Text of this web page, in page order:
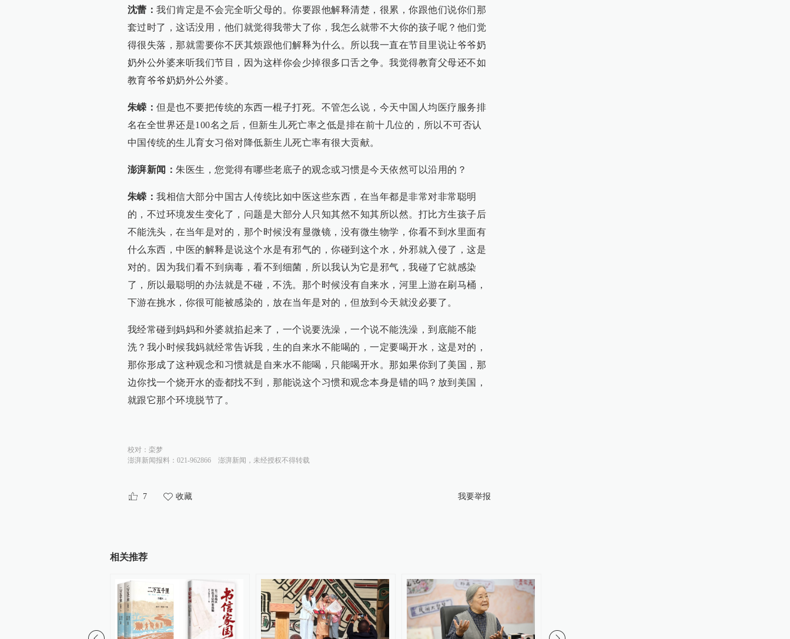
沈蕾： 我们肯定是不会完全听父母的。你要跟他解释清楚，很累，你跟他们说你们那
套过时了，这话没用，他们就觉得我带大了你，我怎么就带不大你的孩子呢？他们觉
得很失落，那就需要你不厌其烦跟他们解释为什么。所以我一直在节目里说让爷爷奶
奶外公外婆来听我们节目，因为这样你会少掉很多口舌之争。我觉得教育父母还不如
教育爷爷奶奶外公外婆。
朱嵘： 但是也不要把传统的东西一棍子打死。不管怎么说，今天中国人均医疗服务排
名在全世界还是100名之后，但新生儿死亡率之低是排在前十几位的，所以不可否认
中国传统的生儿育女习俗对降低新生儿死亡率有很大贡献。
澎湃新闻： 朱医生，您觉得有哪些老底子的观念或习惯是今天依然可以沿用的？
朱嵘： 我相信大部分中国古人传统比如中医这些东西，在当年都是非常对非常聪明
的，不过环境发生变化了，问题是大部分人只知其然不知其所以然。打比方生孩子后
不能洗头，在当年是对的，那个时候没有显微镜，没有微生物学，你看不到水里面有
什么东西，中医的解释是说这个水是有邪气的，你碰到这个水，外邪就入侵了，这是
对的。因为我们看不到病毒，看不到细菌，所以我认为它是邪气，我碰了它就感染
了，所以最聪明的办法就是不碰，不洗。那个时候没有自来水，河里上游在刷马桶，
下游在挑水，你很可能被感染的，放在当年是对的，但放到今天就没必要了。
我经常碰到妈妈和外婆就掐起来了，一个说要洗澡，一个说不能洗澡，到底能不能
洗？我小时候我妈就经常告诉我，生的自来水不能喝的，一定要喝开水，这是对的，
那你形成了这种观念和习惯就是自来水不能喝，只能喝开水。那如果你到了美国，那
边你找一个烧开水的壶都找不到，那能说这个习惯和观念本身是错的吗？放到美国，
就跟它那个环境脱节了。
校对： 栾梦
澎湃新闻报料：021-962866
澎湃新闻，未经授权不得转载
7 收藏 我要举报
相关推荐